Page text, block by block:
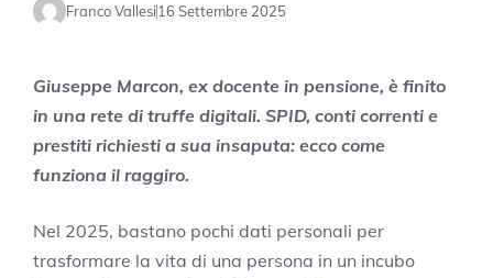
Franco Vallesi16 Settembre 2025
Giuseppe Marcon, ex docente in pensione, è finito
in una rete di truffe digitali. SPID, conti correnti e
prestiti richiesti a sua insaputa: ecco come
funziona il raggiro.
Nel 2025, bastano pochi dati personali per
trasformare la vita di una persona in un incubo